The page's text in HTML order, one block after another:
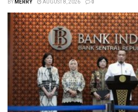
BYMERRY AUGUST 8, 2026 0